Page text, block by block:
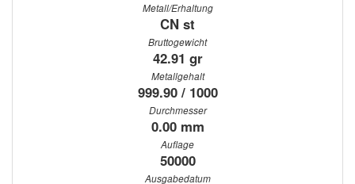
Metall/Erhaltung
CN st
Bruttogewicht
42.91 gr
Metallgehalt
999.90 / 1000
Durchmesser
0.00 mm
Auflage
50000
Ausgabedatum